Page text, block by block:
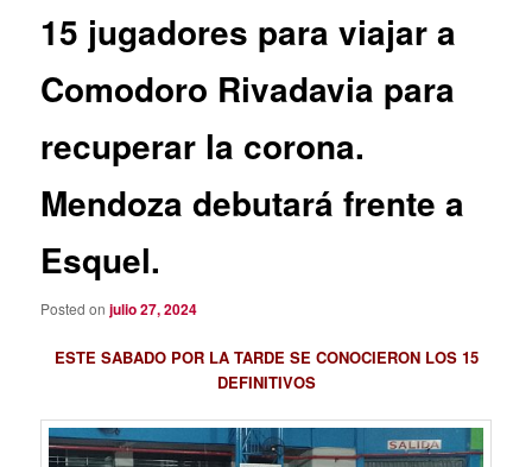
15 jugadores para viajar a
Comodoro Rivadavia para
recuperar la corona.
Mendoza debutará frente a
Esquel.
Posted onjulio 27, 2024
ESTE SABADO POR LA TARDE SE CONOCIERON LOS 15
DEFINITIVOS